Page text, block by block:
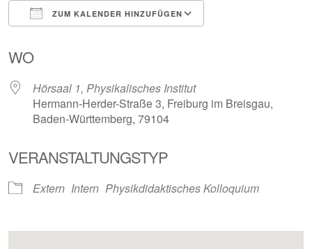
ZUM KALENDER HINZUFÜGEN
WO
Hörsaal 1, Physikalisches Institut
Hermann-Herder-Straße 3, Freiburg im Breisgau,
Baden-Württemberg, 79104
VERANSTALTUNGSTYP
Extern Intern Physikdidaktisches Kolloquium